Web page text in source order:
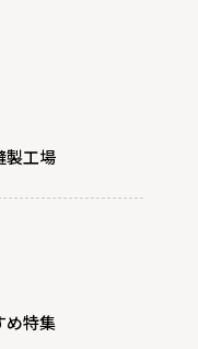
製工場
め特集